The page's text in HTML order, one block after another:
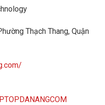
Thạch Thang, Quận